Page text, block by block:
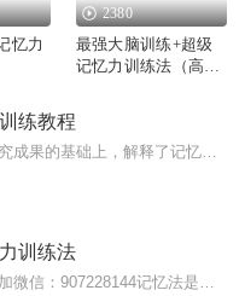
忆力
2380
最强大脑训练+超级
记忆力训练法（高效
练教程
训练法